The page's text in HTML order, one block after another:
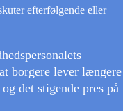
efterfølgende eller
borgere lever længere
det stigende pres på